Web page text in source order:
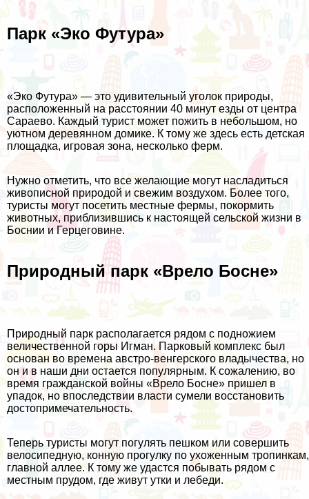
Парк «Эко Футура»
«Эко Футура» — это удивительный уголок природы,
расположенный на расстоянии 40 минут езды от центра
Сараево. Каждый турист может пожить в небольшом, но
уютном деревянном домике. К тому же здесь есть детская
площадка, игровая зона, несколько ферм.
Нужно отметить, что все желающие могут насладиться
живописной природой и свежим воздухом. Более того,
туристы могут посетить местные фермы, покормить
животных, приблизившись к настоящей сельской жизни в
Боснии и Герцеговине.
Природный парк «Врело Босне»
Природный парк располагается рядом с подножием
величественной горы Игман. Парковый комплекс был
основан во времена австро-венгерского владычества, но
он и в наши дни остается популярным. К сожалению, во
время гражданской войны «Врело Босне» пришел в
упадок, но впоследствии власти сумели восстановить
достопримечательность.
Теперь туристы могут погулять пешком или совершить
велосипедную, конную прогулку по ухоженным тропинкам,
главной аллее. К тому же удастся побывать рядом с
местным прудом, где живут утки и лебеди.